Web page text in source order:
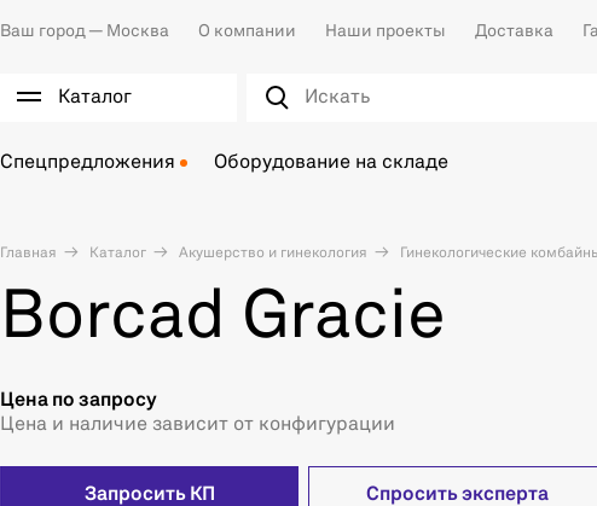
Ваш город — Москва О компании Наши проекты Доставка
Каталог
Спецпредложения Оборудование на складе
Главная Каталог Акушерство и гинекология Гинекологические
Borcad Gracie
Цена по запросу
Цена и наличие зависит от конфигурации
Запросить КП Спросить эксперта